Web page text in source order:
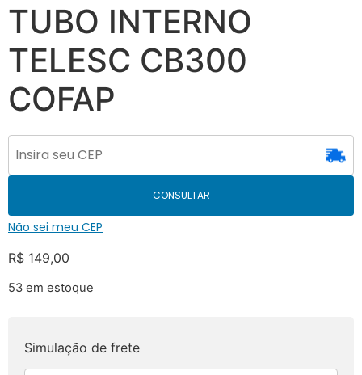
TUBO INTERNO
TELESC CB300
COFAP
CONSULTAR
Não sei meu CEP
R$ 149,00
53 em estoque
Simulação de frete